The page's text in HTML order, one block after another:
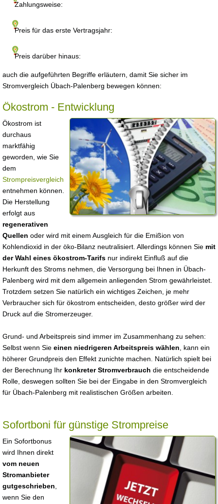
Zahlungsweise:
Preis für das erste Vertragsjahr:
Preis darüber hinaus:
auch die aufgeführten Begriffe erläutern, damit Sie sicher im
Stromvergleich Übach-Palenberg bewegen können:
Ökostrom - Entwicklung
Ökostrom ist
durchaus
marktfähig
geworden, wie Sie
dem
Strompreisvergleich
entnehmen können.
Die Herstellung
erfolgt aus
regenerativen
Quellen oder wird mit einem Ausgleich für die Emißion von
Kohlendioxid in der öko-Bilanz neutralisiert. Allerdings können Sie mit
der Wahl eines ökostrom-Tarifs nur indirekt Einfluß auf die
Herkunft des Stroms nehmen, die Versorgung bei Ihnen in Übach-
Palenberg wird mit dem allgemein anliegenden Strom gewährleistet.
Trotzdem setzen Sie natürlich ein wichtiges Zeichen, je mehr
Verbraucher sich für ökostrom entscheiden, desto größer wird der
Druck auf die Stromerzeuger.
Grund- und Arbeitspreis sind immer im Zusammenhang zu sehen:
Selbst wenn Sie einen niedrigeren Arbeitspreis wählen , kann ein
höherer Grundpreis den Effekt zunichte machen. Natürlich spielt bei
der Berechnung Ihr konkreter Stromverbrauch die entscheidende
Rolle, deswegen sollten Sie bei der Eingabe in den Stromvergleich
für Übach-Palenberg mit realistischen Größen arbeiten.
Sofortboni für günstige Strompreise
Ein Sofortbonus
wird Ihnen direkt
vom neuen
Stromanbieter
gutgeschrieben
wenn Sie den